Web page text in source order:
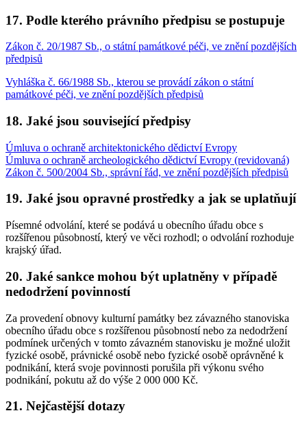
17. Podle kterého právního předpisu se postupuje
Zákon č. 20/1987 Sb., o státní památkové péči, ve znění pozdějších
předpisů
Vyhláška č. 66/1988 Sb., kterou se provádí zákon o státní
památkové péči, ve znění pozdějších předpisů
18. Jaké jsou související předpisy
Úmluva o ochraně architektonického dědictví Evropy
Úmluva o ochraně archeologického dědictví Evropy (revidovaná)
Zákon č. 500/2004 Sb., správní řád, ve znění pozdějších předpisů
19. Jaké jsou opravné prostředky a jak se uplatňují
Písemné odvolání, které se podává u obecního úřadu obce s
rozšířenou působností, který ve věci rozhodl; o odvolání rozhoduje
krajský úřad.
20. Jaké sankce mohou být uplatněny v případě
nedodržení povinností
Za provedení obnovy kulturní památky bez závazného stanoviska
obecního úřadu obce s rozšířenou působností nebo za nedodržení
podmínek určených v tomto závazném stanovisku je možné uložit
fyzické osobě, právnické osobě nebo fyzické osobě oprávněné k
podnikání, která svoje povinnosti porušila při výkonu svého
podnikání, pokutu až do výše 2 000 000 Kč.
21. Nejčastější dotazy